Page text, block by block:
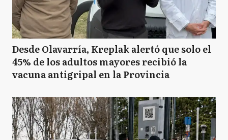
Desde Olavarría, Kreplak alertó que solo el
45% de los adultos mayores recibió la
vacuna antigripal en la Provincia